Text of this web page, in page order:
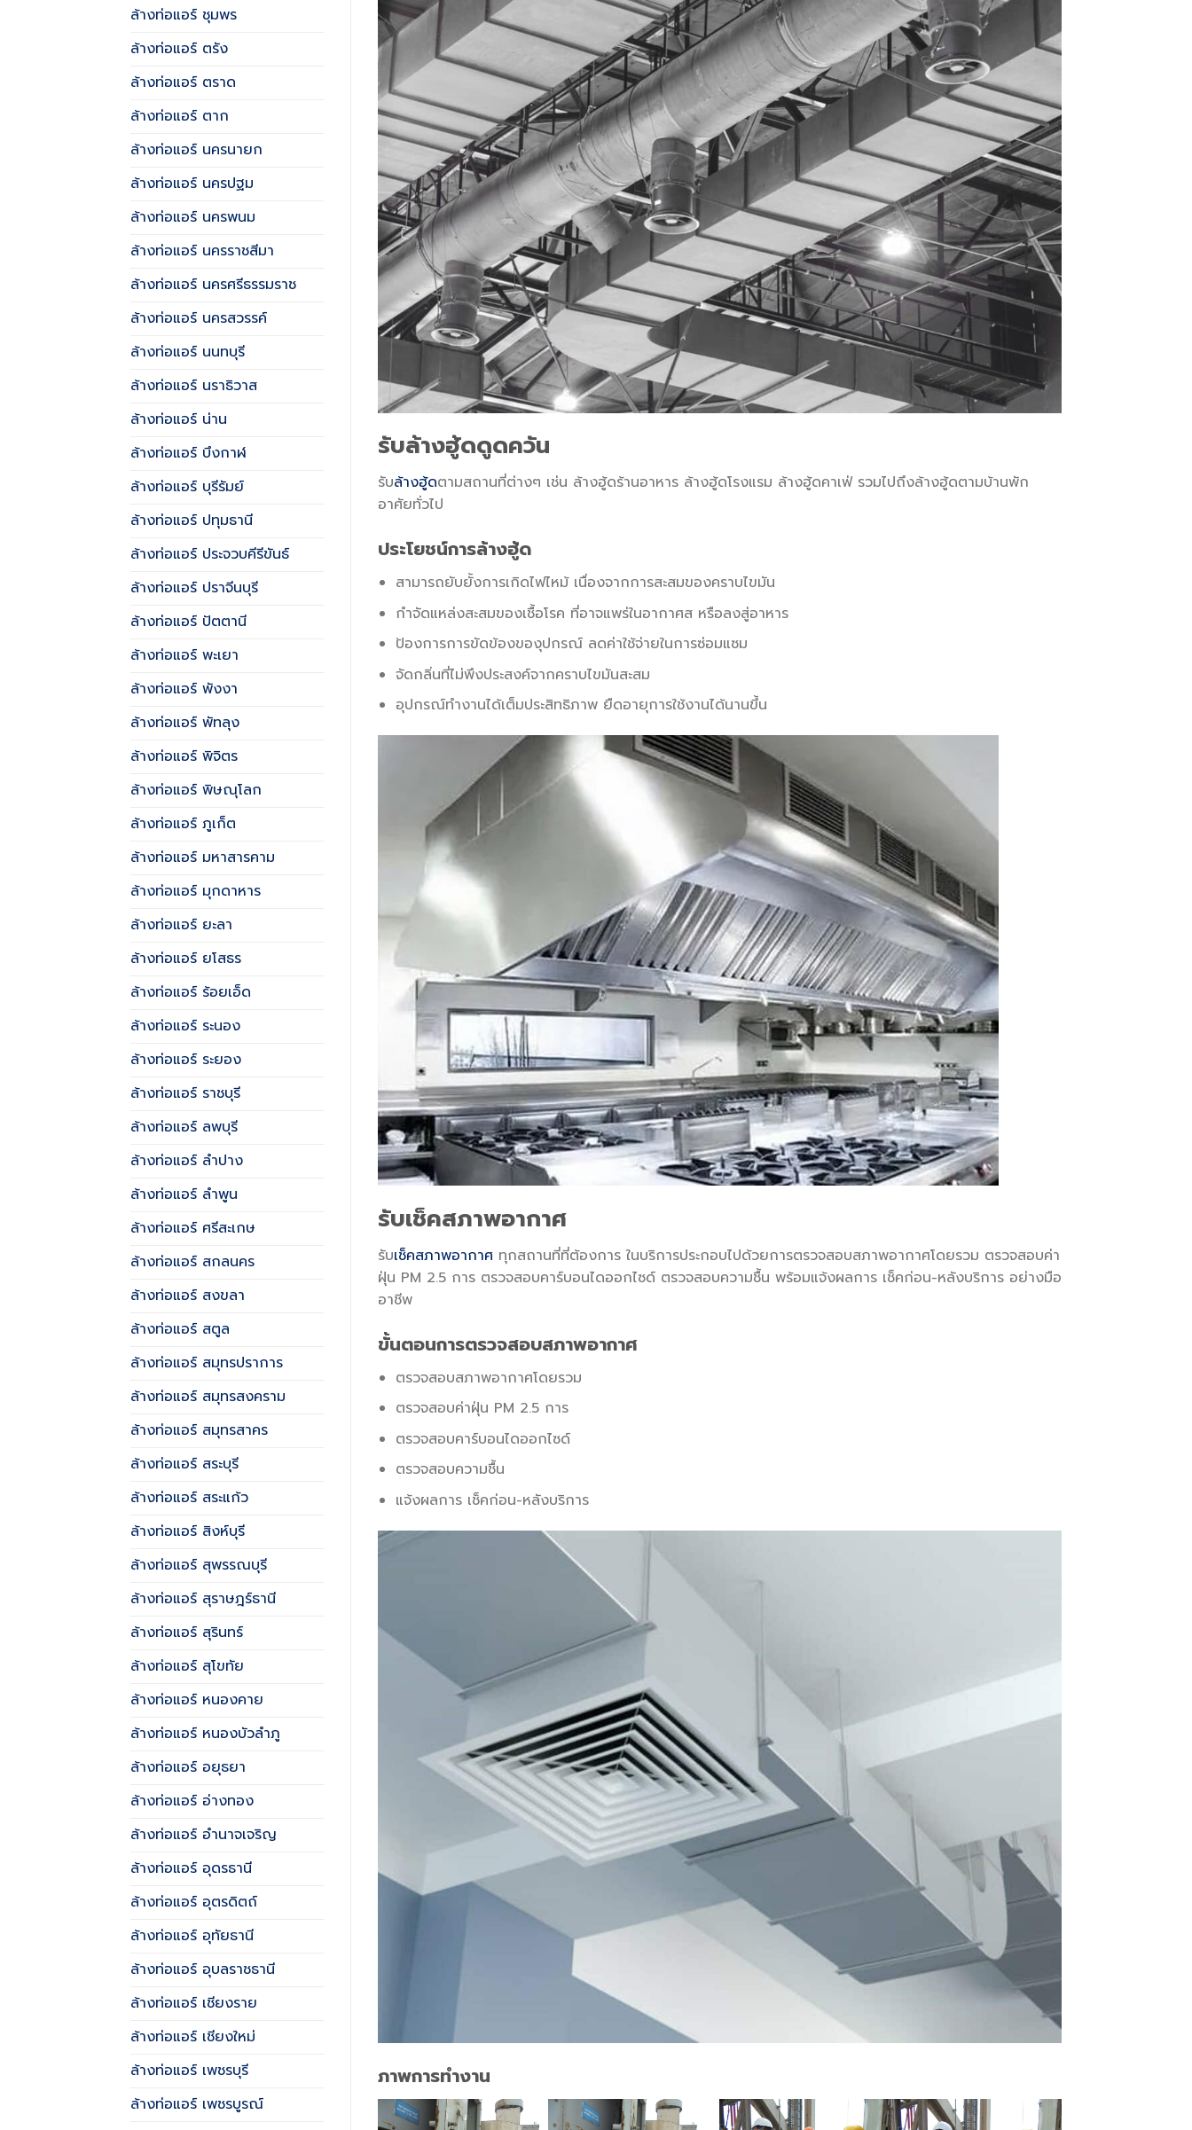
ล้างท่อแอร์ ชุมพร
ล้างท่อแอร์ ตรัง
ล้างท่อแอร์ ตราด
ล้างท่อแอร์ ตาก
ล้างท่อแอร์ นครนายก
ล้างท่อแอร์ นครปฐม
ล้างท่อแอร์ นครพนม
ล้างท่อแอร์ นครราชสีมา
ล้างท่อแอร์ นครศรีธรรมราช
ล้างท่อแอร์ นครสวรรค์
ล้างท่อแอร์ นนทบุรี
ล้างท่อแอร์ นราธิวาส
ล้างท่อแอร์ น่าน
ล้างท่อแอร์ บึงกาฬ
ล้างท่อแอร์ บุรีรัมย์
ล้างท่อแอร์ ปทุมธานี
ล้างท่อแอร์ ประจวบคีรีขันธ์
ล้างท่อแอร์ ปราจีนบุรี
ล้างท่อแอร์ ปัตตานี
ล้างท่อแอร์ พะเยา
ล้างท่อแอร์ พังงา
ล้างท่อแอร์ พัทลุง
ล้างท่อแอร์ พิจิตร
ล้างท่อแอร์ พิษณุโลก
ล้างท่อแอร์ ภูเก็ต
ล้างท่อแอร์ มหาสารคาม
ล้างท่อแอร์ มุกดาหาร
ล้างท่อแอร์ ยะลา
ล้างท่อแอร์ ยโสธร
ล้างท่อแอร์ ร้อยเอ็ด
ล้างท่อแอร์ ระนอง
ล้างท่อแอร์ ระยอง
ล้างท่อแอร์ ราชบุรี
ล้างท่อแอร์ ลพบุรี
ล้างท่อแอร์ ลำปาง
ล้างท่อแอร์ ลำพูน
ล้างท่อแอร์ ศรีสะเกษ
ล้างท่อแอร์ สกลนคร
ล้างท่อแอร์ สงขลา
ล้างท่อแอร์ สตูล
ล้างท่อแอร์ สมุทรปราการ
ล้างท่อแอร์ สมุทรสงคราม
ล้างท่อแอร์ สมุทรสาคร
ล้างท่อแอร์ สระบุรี
ล้างท่อแอร์ สระแก้ว
ล้างท่อแอร์ สิงห์บุรี
ล้างท่อแอร์ สุพรรณบุรี
ล้างท่อแอร์ สุราษฎร์ธานี
ล้างท่อแอร์ สุรินทร์
ล้างท่อแอร์ สุโขทัย
ล้างท่อแอร์ หนองคาย
ล้างท่อแอร์ หนองบัวลำภู
ล้างท่อแอร์ อยุธยา
ล้างท่อแอร์ อ่างทอง
ล้างท่อแอร์ อำนาจเจริญ
ล้างท่อแอร์ อุดรธานี
ล้างท่อแอร์ อุตรดิตถ์
ล้างท่อแอร์ อุทัยธานี
ล้างท่อแอร์ อุบลราชธานี
ล้างท่อแอร์ เชียงราย
ล้างท่อแอร์ เชียงใหม่
ล้างท่อแอร์ เพชรบุรี
ล้างท่อแอร์ เพชรบูรณ์
รับล้างฮู้ดดูดควัน
รับล้างฮู้ดตามสถานที่ต่างๆ เช่น ล้างฮู้ดร้านอาหาร ล้างฮู้ดโรงแรม ล้างฮู้ดคาเฟ่ รวมไปถึงล้างฮู้ดตามบ้านพัก
อาศัยทั่วไป
ประโยชน์การล้างฮู้ด
สามารถยับยั้งการเกิดไฟไหม้ เนื่องจากการสะสมของคราบไขมัน
กำจัดแหล่งสะสมของเชื้อโรค ที่อาจแพร่ในอากาศส หรือลงสู่อาหาร
ป้องการการขัดข้องของุปกรณ์ ลดค่าใช้จ่ายในการซ่อมแซม
จัดกลิ่นที่ไม่พึงประสงค์จากคราบไขมันสะสม
อุปกรณ์ทำงานได้เต็มประสิทธิภาพ ยืดอายุการใช้งานได้นานขึ้น
รับเช็คสภาพอากาศ
รับเช็คสภาพอากาศทุกสถานที่ที่ต้องการ ในบริการประกอบไปด้วยการตรวจสอบสภาพอากาศโดยรวม ตรวจสอบค่า
ฝุ่น PM 2.5 การ ตรวจสอบคาร์บอนไดออกไซด์ ตรวจสอบความชื้น พร้อมแจ้งผลการ เช็คก่อน-หลังบริการ อย่างมือ
อาชีพ
ขั้นตอนการตรวจสอบสภาพอากาศ
ตรวจสอบสภาพอากาศโดยรวม
ตรวจสอบค่าฝุ่น PM 2.5 การ
ตรวจสอบคาร์บอนไดออกไซด์
ตรวจสอบความชื้น
แจ้งผลการ เช็คก่อน-หลังบริการ
ภาพการทำงาน